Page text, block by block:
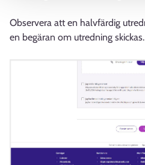
Observera att en halvfärdig
en begäran om utredning skickas.